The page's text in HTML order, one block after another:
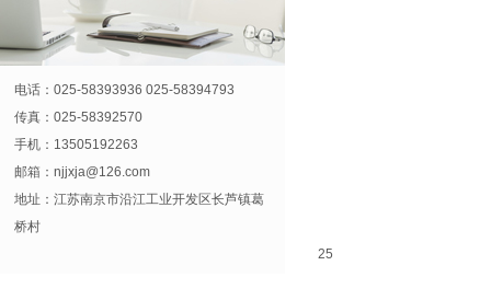
电话：025-58393936 025-58394793
传真：025-58392570
手机：13505192263
邮箱： njjxja@126.com
地址：江苏南京市沿江工业开发区长芦镇葛
桥村
25